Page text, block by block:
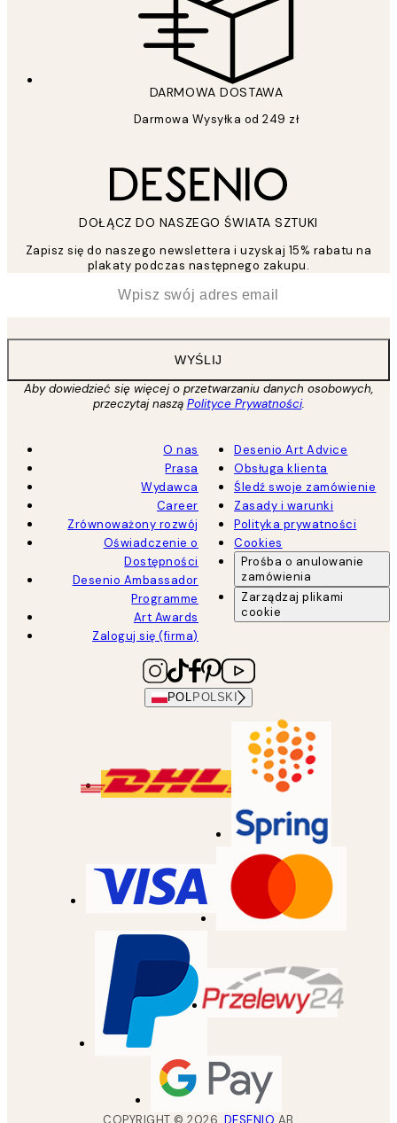
DARMOWA DOSTAWA
Darmowa Wysyłka od 249 zł
DOŁĄCZ DO NASZEGO ŚWIATA SZTUKI
Zapisz się do naszego newslettera i uzyskaj 15% rabatu na
plakaty podczas następnego zakupu.
WYŚLIJ
Aby dowiedzieć się więcej o przetwarzaniu danych osobowych,
przeczytaj naszą Polityce Prywatności.
O nas
Prasa
Wydawca
Career
Zrównoważony rozwój
Oświadczenie o
Dostępności
Desenio Ambassador
Programme
Art Awards
Zaloguj się (firma)
Desenio Art Advice
Obsługa klienta
Śledź swoje zamówienie
Zasady i warunki
Polityka prywatności
Cookies
Prośba o anulowanie
zamówienia
Zarządzaj plikami
cookie
POL POLSKI
COPYRIGHT ©2026 DESENIO AB